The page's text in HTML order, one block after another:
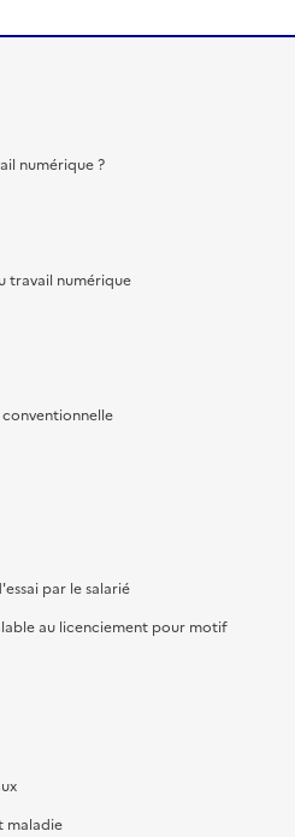
numérique ?
travail numérique
par le salarié
au licenciement pour motif
maladie